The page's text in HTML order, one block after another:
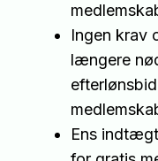
Ingen krav
længere
Ens